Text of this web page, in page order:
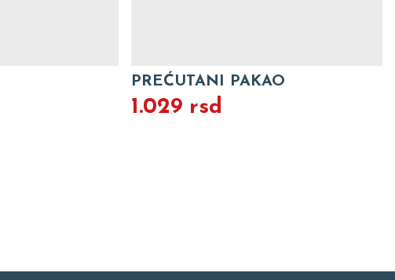
PREĆUTANI PAKAO
1.029 rsd